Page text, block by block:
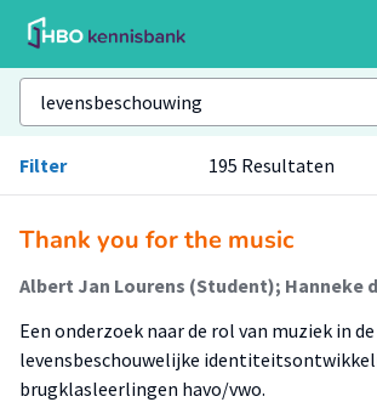
Filter 195 Resultaten
Thank you for the music
Een onderzoek naar de rol van muziek in de
levensbeschouwelijke
brugklasleerlingen havo/vwo.